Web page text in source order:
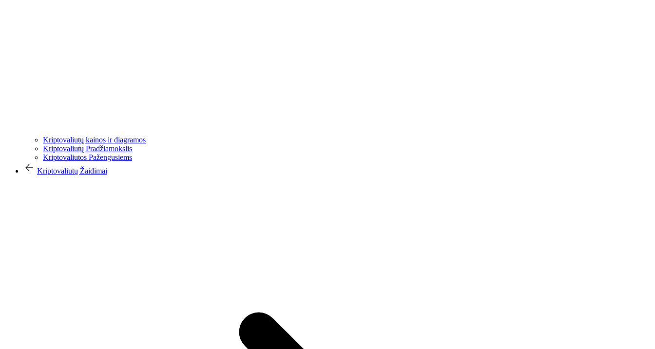
Kriptovaliutų kainos ir diagramos
Kriptovaliutų Pradžiamokslis
Kriptovaliutos Pažengusiems
Kriptovaliutų Žaidimai